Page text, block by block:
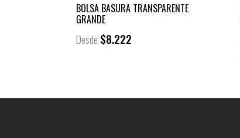
BOLSA BASURA TRANSPARENTE
GRANDE
Desde $8.222